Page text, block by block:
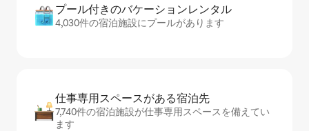
プール付きのバ⁠ケ⁠ー⁠シ⁠ョ⁠ンレ⁠ン⁠タ⁠ル
4,030件の宿泊施設にプールがあります
仕事専用ス⁠ペ⁠ー⁠スがあ⁠る宿⁠泊⁠先
7,740件の宿泊施設が仕事専用スペースを備えてい
ます